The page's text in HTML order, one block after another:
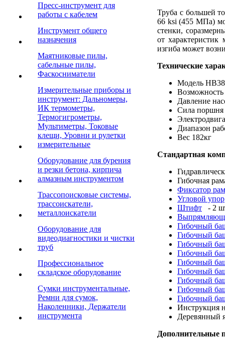
Пресс-инструмент для
работы с кабелем
Инструмент общего
назначения
Маятниковые пилы,
сабельные пилы,
Фаскосниматели
Измерительные приборы и
инструмент: Дальномеры,
ИК термометры,
Термогигрометры,
Мультиметры, Токовые
клещи, Уровни и рулетки
измерительные
Оборудование для бурения
и резки бетона, кирпича
алмазным инструментом
Трассопоисковые системы,
трассоискатели,
металлоискатели
Оборудование для
видеодиагностики и чистки
труб
Профессиональное
складское оборудование
Cумки инструментальные,
Ремни для сумок,
Наколенники, Держатели
инструмента
Труба с большей
66 ksi (455 MПa)
стенки,
от
изгиба может
Технические
Модель
Возможность
Давление
Сила
Диапазон
Вес 182кг
Стандартная
Гибочная
Фиксатор
Угловой упор
Штифт - 2
Гибочный
Гибочный
Гибочный
Гибочный
Гибочный
Гибочный
Гибочный
Гибочный
Гибочный
Инструкция
Деревянный
Дополнительные